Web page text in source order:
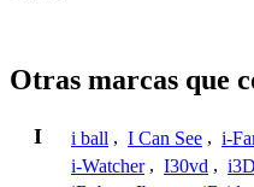
Otras marcas que
I i ball , I Can See , i-
i-Watcher , I30vd ,